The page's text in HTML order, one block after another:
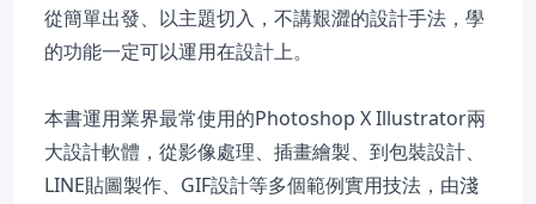
從簡單出發、以主題切入，不講艱澀的設計手法，學
的功能一定可以運用在設計上。
本書運用業界最常使用的Photoshop X Illustrator兩
大設計軟體，從影像處理、插畫繪製、到包裝設計、
LINE貼圖製作、GIF設計等多個範例實用技法，由淺